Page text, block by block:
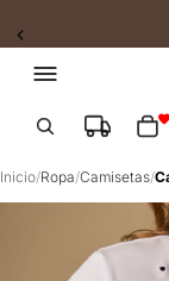
Slide 2 of 2
Inicio/Ropa/Camisetas/